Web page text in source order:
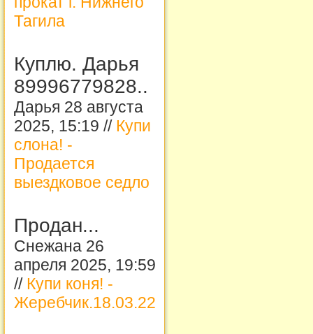
Тагила
Куплю. Дарья
89996779828..
Дарья 28 августа
2025, 15:19 // Купи
слона! -
Продается
выездковое седло
Продан...
Снежана 26
апреля 2025, 19:59
// Купи коня! -
Жеребчик.18.03.22